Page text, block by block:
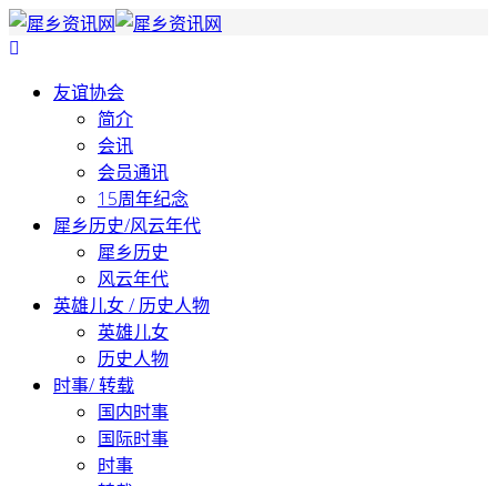
友谊协会
简介
会讯
会员通讯
15周年纪念
犀乡历史/风云年代
犀乡历史
风云年代
英雄儿女 / 历史人物
英雄儿女
历史人物
时事/ 转载
国内时事
国际时事
时事